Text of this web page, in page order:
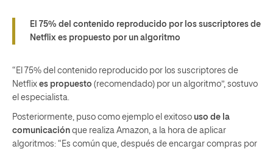
El 75% del contenido reproducido por los suscriptores de
Netflix es propuesto por un algoritmo
“El 75% del contenido reproducido por los suscriptores de
Netflix es propuesto (recomendado) por un algoritmo”, sostuvo
el especialista.
Posteriormente, puso como ejemplo el exitoso uso de la
comunicación que realiza Amazon, a la hora de aplicar
algoritmos: “Es común que, después de encargar compras por